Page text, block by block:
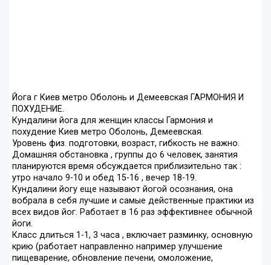
Йога г Киев метро Оболонь и Демеевская ГАРМОНИЯ И
ПОХУДЕНИЕ.
Кундалини йога для женщин классы Гармония и
похудение Киев метро Оболонь, Демеевская.
Уровень физ. подготовки, возраст, гибкость не важно.
Домашняя обстановка , группы до 6 человек, занятия
планируются время обсуждается приблизительно так :
утро начало 9-10 и обед 15-16 , вечер 18-19.
Кундалини йогу еще называют йогой осознания, она
вобрала в себя лучшие и самые действенные практики из
всех видов йог. Работает в 16 раз эффективнее обычной
йоги.
Класс длиться 1-1, 3 часа , включает разминку, основную
крию (работает направленно например улучшение
пищеварение, обновление печени, омоложение,